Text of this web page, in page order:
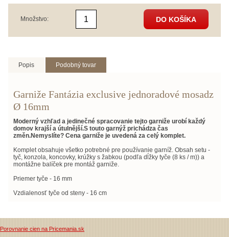
DO KOŠÍKA
Množstvo:
Popis Podobný tovar
Garniže Fantázia exclusive jednoradové mosadz
Ø 16mm
Moderný vzhľad a jedinečné spracovanie tejto garniže urobí každý
domov krajší a útulnější.S touto garnýž prichádza čas
změn.Nemyslíte? Cena garniže je uvedená za celý komplet.
Komplet obsahuje všetko potrebné pre používanie garníž. Obsah setu -
tyč, konzola, koncovky, krúžky s žabkou (podľa dĺžky tyče (8 ks / m)) a
montážne balíček pre montáž garniže.
Priemer tyče - 16 mm
Vzdialenosť tyče od steny - 16 cm
Porovnanie cien na Pricemania.sk